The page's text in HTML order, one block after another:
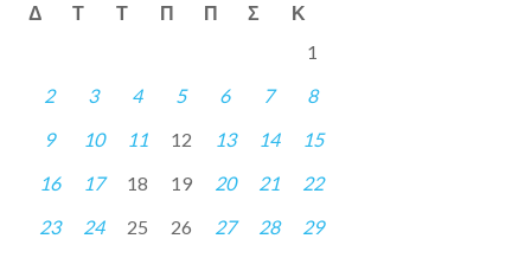
Δ Τ Τ Π Π Σ Κ
1
2
3 4 5 6 7
8
9
10 11 12 13 14
15
16
17 18 19 20 21
22
23
24 25 26 27 28
29